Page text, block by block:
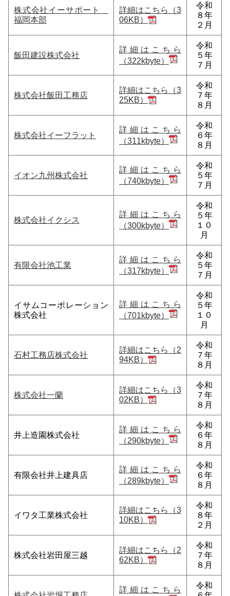
株式会社イーサポート
福岡本部
詳細はこちら（3
06KB）
令和
８年
２月
飯田建設株式会社
詳細はこちら
（322kbyte）
令和
５年
７月
株式会社飯田工務店
詳細はこちら（3
25KB）
令和
７年
８月
株式会社イーフラット
詳細はこちら
（311kbyte）
令和
６年
８月
イオン九州株式会社
詳細はこちら
（740kbyte）
令和
５年
７月
株式会社イクシス
詳細はこちら
（300kbyte）
令和
５年
１０
月
有限会社池工業
詳細はこちら
（317kbyte）
令和
５年
７月
イサムコーポレーション
株式会社
詳細はこちら
（701kbyte）
令和
５年
１０
月
石村工務店株式会社
詳細はこちら（2
94KB）
令和
７年
８月
株式会社一蘭
詳細はこちら（3
02KB）
令和
７年
８月
井上造園株式会社
詳細はこちら
（290kbyte）
令和
６年
８月
有限会社井上建具店
詳細はこちら
（289kbyte）
令和
６年
８月
イワタ工業株式会社
詳細はこちら（3
10KB）
令和
８年
２月
株式会社岩田屋三越
詳細はこちら（2
62KB）
令和
７年
８月
詳細はこちら
令和